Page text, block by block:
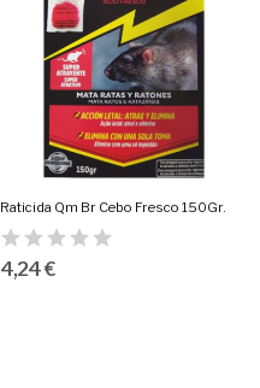
Raticida Qm Br Cebo Fresco 150Gr.
4,24 €